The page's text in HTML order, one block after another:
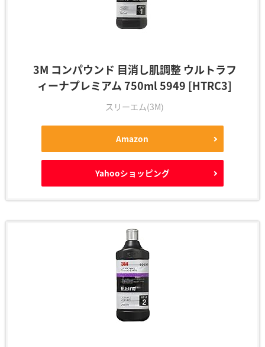
3M コンパウンド 目消し肌調整 ウルトラフ
ィーナプレミアム 750ml 5949 [HTRC3]
スリーエム(3M)
Amazon
Yahooショッピング